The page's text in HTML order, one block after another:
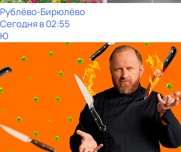
Рублёво-Бирюлёво
Сегодня в 02:55
Ю